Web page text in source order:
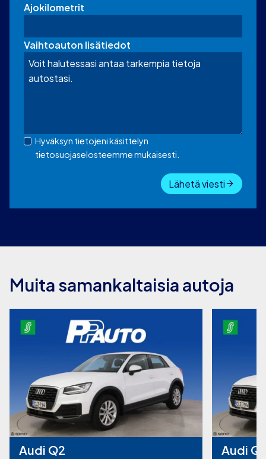
Ajokilometrit
Vaihtoauton lisätiedot
Hyväksyn tietojeni käsittelyn
tietosuojaselosteemme mukaisesti.
Lähetä viesti
Muita samankaltaisia autoja
Audi Q2 Audi